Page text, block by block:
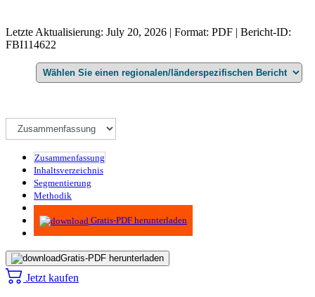
Letzte Aktualisierung: July 20, 2026 | Format: PDF | Bericht-ID:
FBI114622
Zusammenfassung
Inhaltsverzeichnis
Segmentierung
Methodik
Infografiken
Gratis-PDF herunterladen
Gratis-PDF herunterladen
Jetzt kaufen